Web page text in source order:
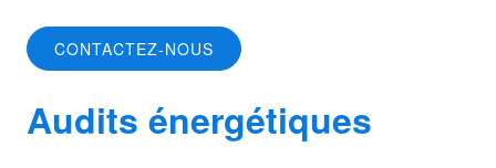
CONTACTEZ-NOUS
Audits énergétiques